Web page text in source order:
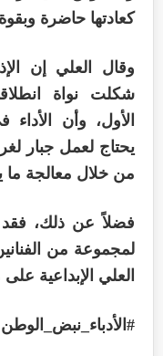
كعادتها حاضرة
وقال العلي إن
شكلت نواة
الأول، وأن
يحتاج لعمل جبار
من خلال معالجة
فضلاً عن ذلك،
لمجموعة من
العلي الإبداعية
#الأدباء_نبض_الوطن